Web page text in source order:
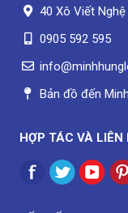
40 Xô Viết
0905 592 595
Bản đồ đến
HỢP TÁC VÀ LIÊN